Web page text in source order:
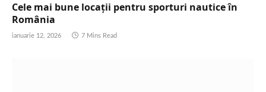
Cele mai bune locații pentru sporturi nautice în
România
ianuarie 12, 2026 7 Mins Read